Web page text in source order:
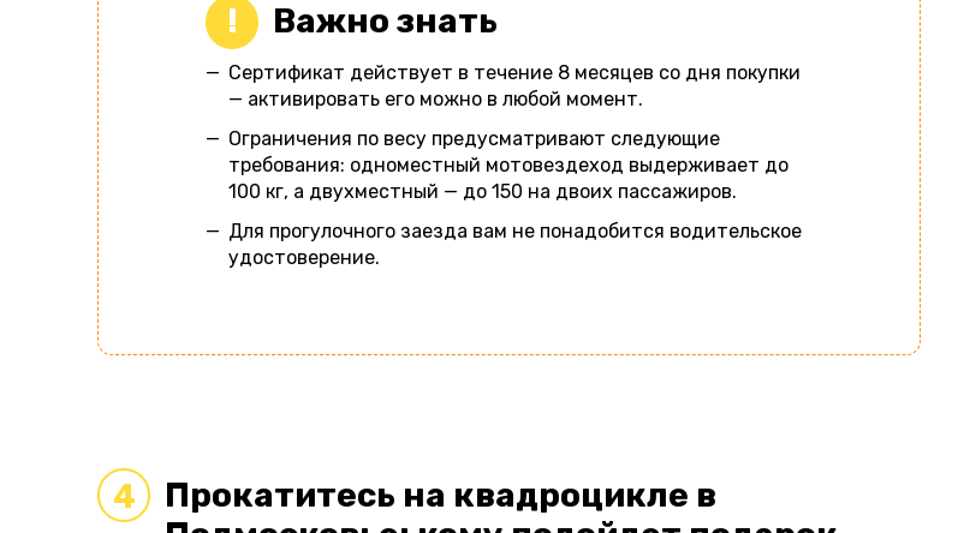
Важно знать
Сертификат действует в течение 8 месяцев со дня покупки
— активировать его можно в любой момент.
Ограничения по весу предусматривают следующие
требования: одноместный мотовездеход выдерживает до
100 кг, а двухместный — до 150 на двоих пассажиров.
Для прогулочного заезда вам не понадобится водительское
удостоверение.
4
Прокатитесь на квадроцикле в